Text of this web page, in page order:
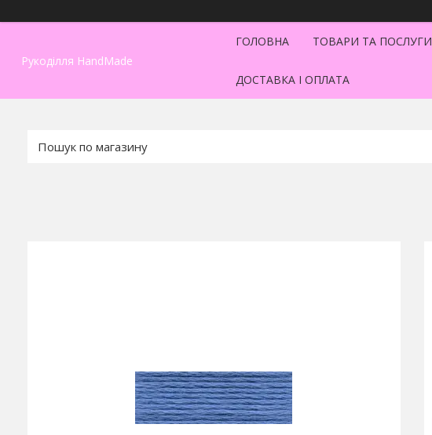
Рукоділля HandMade
ГОЛОВНА ТОВАРИ ТА ПОСЛУГИ
ДОСТАВКА І ОПЛАТА